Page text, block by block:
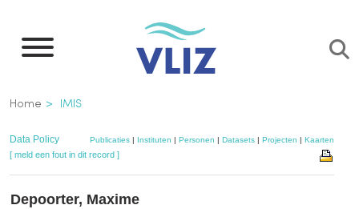
naar
inhoud
gaan
Kruimelpad
Home IMIS
Data Policy Publicaties | Instituten | Personen | Datasets | Projecten | Kaarten
[ meld een fout in dit record ]
Depoorter, Maxime